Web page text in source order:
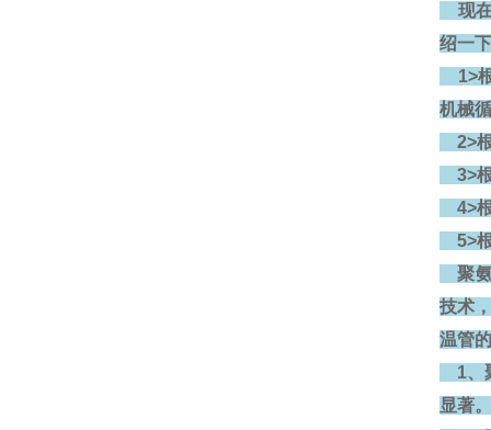
现在
绍一
1>根
机械
2>根
3>根
4>根
5>根
聚氨
技术
温管
1、
显著。